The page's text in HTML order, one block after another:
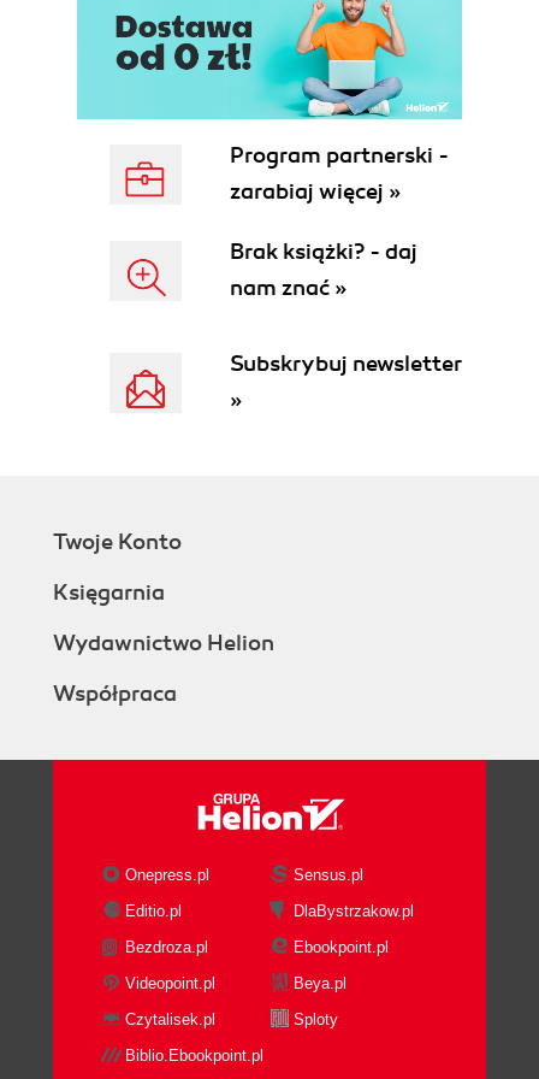
Program partnerski -
zarabiaj więcej »
Brak książki? - daj
nam znać »
Subskrybuj newsletter
»
Twoje Konto
Księgarnia
Wydawnictwo Helion
Współpraca
Onepress.pl
Sensus.pl
Editio.pl
DlaBystrzakow.pl
Bezdroza.pl
Ebookpoint.pl
Videopoint.pl
Beya.pl
Czytalisek.pl
Sploty
Biblio.Ebookpoint.pl